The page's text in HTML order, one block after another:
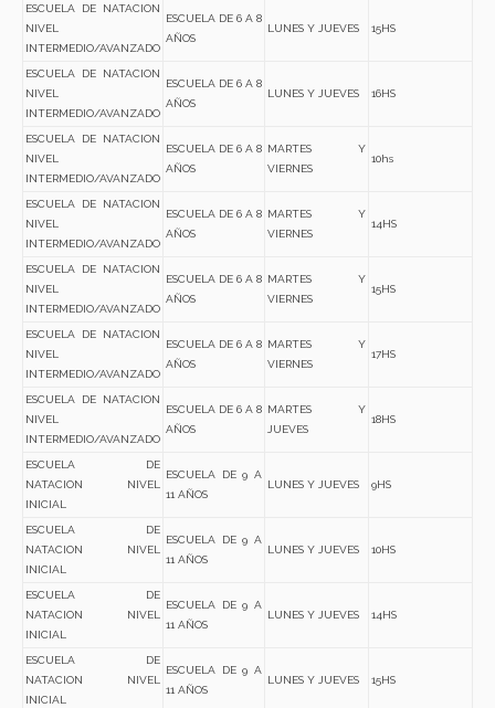
ESCUELA DE NATACION
NIVEL
INTERMEDIO/AVANZADO
ESCUELA DE 6 A 8
AÑOS
LUNES Y JUEVES 15HS
ESCUELA DE NATACION
NIVEL
INTERMEDIO/AVANZADO
ESCUELA DE 6 A 8
AÑOS
LUNES Y JUEVES 16HS
ESCUELA DE NATACION
NIVEL
INTERMEDIO/AVANZADO
ESCUELA DE 6 A 8
AÑOS
MARTES Y
VIERNES
10hs
ESCUELA DE NATACION
NIVEL
INTERMEDIO/AVANZADO
ESCUELA DE 6 A 8
AÑOS
MARTES Y
VIERNES
14HS
ESCUELA DE NATACION
NIVEL
INTERMEDIO/AVANZADO
ESCUELA DE 6 A 8
AÑOS
MARTES Y
VIERNES
15HS
ESCUELA DE NATACION
NIVEL
INTERMEDIO/AVANZADO
ESCUELA DE 6 A 8
AÑOS
MARTES Y
VIERNES
17HS
ESCUELA DE NATACION
NIVEL
INTERMEDIO/AVANZADO
ESCUELA DE 6 A 8
AÑOS
MARTES Y
JUEVES
18HS
ESCUELA DE
NATACION NIVEL
INICIAL
ESCUELA DE 9 A
11 AÑOS
LUNES Y JUEVES 9HS
ESCUELA DE
NATACION NIVEL
INICIAL
ESCUELA DE 9 A
11 AÑOS
LUNES Y JUEVES 10HS
ESCUELA DE
NATACION NIVEL
INICIAL
ESCUELA DE 9 A
11 AÑOS
LUNES Y JUEVES 14HS
ESCUELA DE
NATACION NIVEL
INICIAL
ESCUELA DE 9 A
11 AÑOS
LUNES Y JUEVES 15HS